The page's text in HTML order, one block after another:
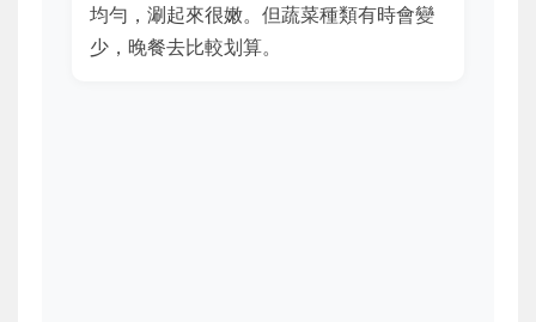
均勻，涮起來很嫩。但蔬菜種類有時會變
少，晚餐去比較划算。